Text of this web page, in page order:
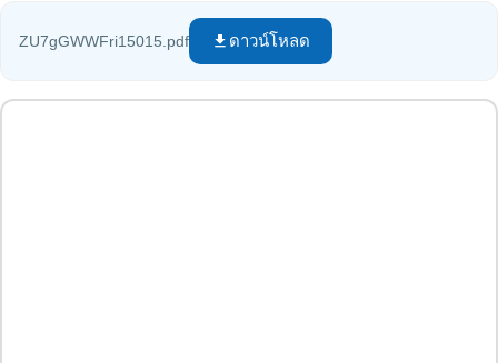
ZU7gGWWFri15015.pdf file_download ดาวน์โหลด